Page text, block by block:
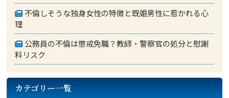
不倫しそうな独身女性の特徴と既婚男性に惹かれる心
理
公務員の不倫は懲戒免職？教師・警察官の処分と慰謝
料リスク
カテゴリー一覧